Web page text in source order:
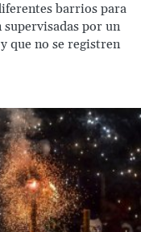
barrios para
por un
que no se registren